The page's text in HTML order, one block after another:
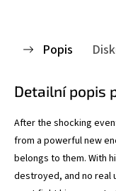
Popis
Detailní popis
After the shocking
from a powerful new
belongs to them. With
destroyed, and no real